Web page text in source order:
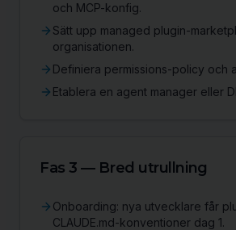
och MCP-konfig.
Sätt upp managed plugin-
organisationen.
Definiera permissions-policy och
Etablera en agent manager eller
Fas 3 — Bred utrullning
Onboarding: nya utvecklare får
CLAUDE.md-konventioner dag 1.